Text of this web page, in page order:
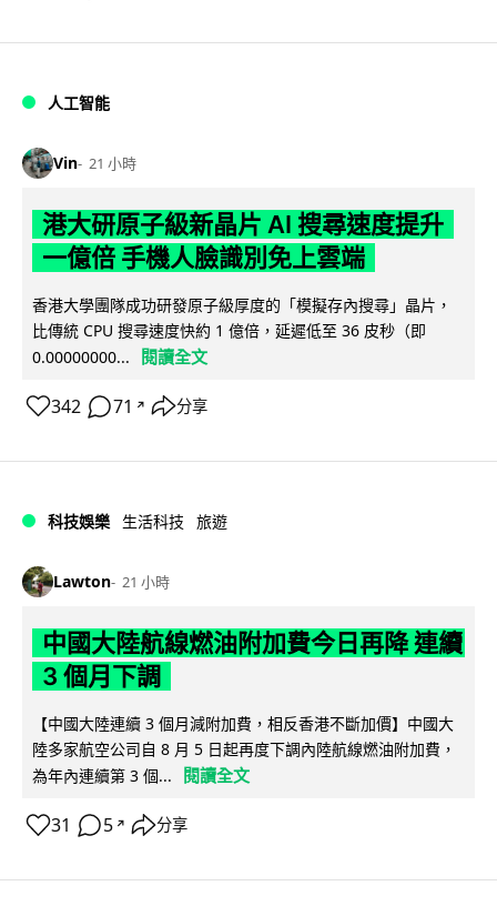
人工智能
Vin 21 小時
港大研原子級新晶片 AI 搜尋速度提升
一億倍 手機人臉識別免上雲端
香港大學團隊成功研發原子級厚度的「模擬存內搜尋」晶片，
比傳統 CPU 搜尋速度快約 1 億倍，延遲低至 36 皮秒（即
0.00000000...
閱讀全文
342 71 ↗ 分享
科技娛樂 生活科技 旅遊
Lawton 21 小時
中國大陸航線燃油附加費今日再降 連續
3 個月下調
【中國大陸連續 3 個月減附加費，相反香港不斷加價】中國大
陸多家航空公司自 8 月 5 日起再度下調內陸航線燃油附加費，
為年內連續第 3 個...
閱讀全文
31 5 ↗ 分享